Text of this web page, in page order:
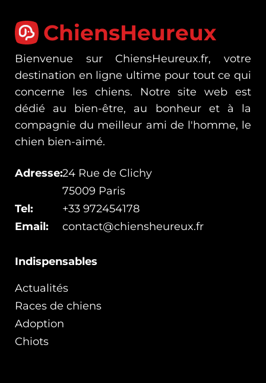
Indispensables
Actualités
Races de chiens
Adoption
Chiots
ChiensHeureux
Bienvenue sur ChiensHeureux.fr, votre
destination en ligne ultime pour tout ce qui
concerne les chiens. Notre site web est
dédié au bien-être, au bonheur et à la
compagnie du meilleur ami de l'homme, le
chien bien-aimé.
Adresse:24 Rue de Clichy
75009 Paris
Tel:
+33 972454178
Email:
contact@chiensheureux.fr